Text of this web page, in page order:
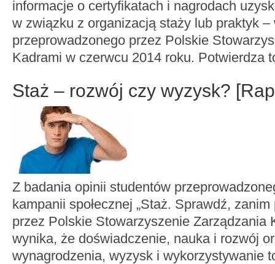
informacje o certyfikatach i nagrodach
w związku z organizacją staży lub praktyk
przeprowadzonego przez Polskie
Kadrami w czerwcu 2014 roku. Potwierdza
Staż – rozwój czy wyzysk?
Z badania opinii studentów
kampanii społecznej „Staż. Sprawdź, zanim
przez Polskie Stowarzyszenie Zarządzania
wynika, że doświadczenie, nauka i rozwój
wynagrodzenia, wyzysk i wykorzystywanie